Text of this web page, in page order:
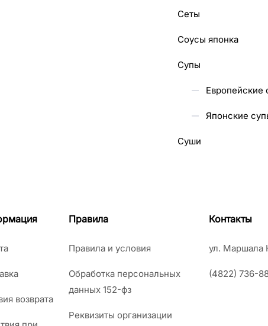
Сеты
Соусы японка
Супы
Европейские
Японские
Суши
возврата
Правила
Правила и условия
Обработка персональных
данных 152-фз
Реквизиты организации
Контакты
ул. Маршала
(4822) 736-